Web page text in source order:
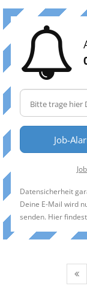
Job-
Datensicherheit
Deine E-Mail wird
senden. Hier